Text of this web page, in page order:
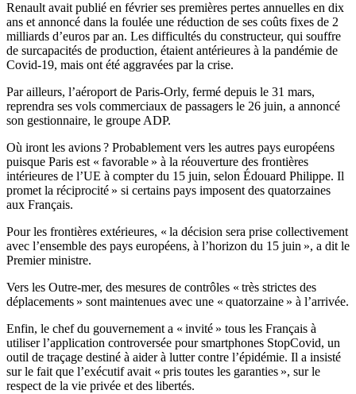
Renault avait publié en février ses premières pertes annuelles en dix
ans et annoncé dans la foulée une réduction de ses coûts fixes de 2
milliards d’euros par an. Les difficultés du constructeur, qui souffre
de surcapacités de production, étaient antérieures à la pandémie de
Covid-19, mais ont été aggravées par la crise.
Par ailleurs, l’aéroport de Paris-Orly, fermé depuis le 31 mars,
reprendra ses vols commerciaux de passagers le 26 juin, a annoncé
son gestionnaire, le groupe ADP.
Où iront les avions ? Probablement vers les autres pays européens
puisque Paris est « favorable » à la réouverture des frontières
intérieures de l’UE à compter du 15 juin, selon Édouard Philippe. Il
promet la réciprocité » si certains pays imposent des quatorzaines
aux Français.
Pour les frontières extérieures, « la décision sera prise collectivement
avec l’ensemble des pays européens, à l’horizon du 15 juin », a dit le
Premier ministre.
Vers les Outre-mer, des mesures de contrôles « très strictes des
déplacements » sont maintenues avec une « quatorzaine » à l’arrivée.
Enfin, le chef du gouvernement a « invité » tous les Français à
utiliser l’application controversée pour smartphones StopCovid, un
outil de traçage destiné à aider à lutter contre l’épidémie. Il a insisté
sur le fait que l’exécutif avait « pris toutes les garanties », sur le
respect de la vie privée et des libertés.